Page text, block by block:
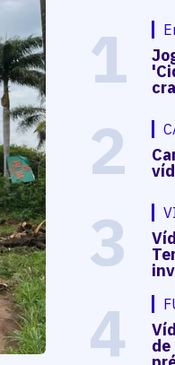
1
2
3
4 de